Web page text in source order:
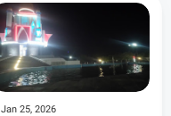
Jan 25, 2026